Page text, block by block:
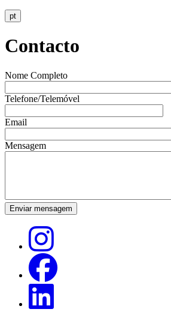
pt
Contacto
Nome Completo
Telefone/Telemóvel
Email
Mensagem